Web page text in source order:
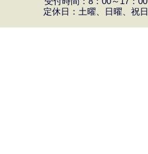
定休日：土曜、日曜、祝日